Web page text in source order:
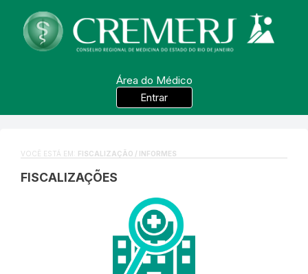
Área do Médico
Entrar
VOCÊ ESTÁ EM: FISCALIZAÇÃO / INFORMES
FISCALIZAÇÕES